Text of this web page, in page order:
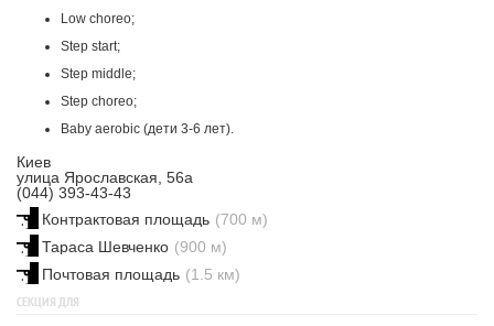
Low choreo;
Step start;
Step middle;
Step choreo;
Baby aerobic (дети 3-6 лет).
Киев
улица Ярославская, 56а
(044) 393-43-43
Контрактовая площадь (700 м)
Тараса Шевченко (900 м)
Почтовая площадь (1.5 км)
СЕКЦИЯ ДЛЯ